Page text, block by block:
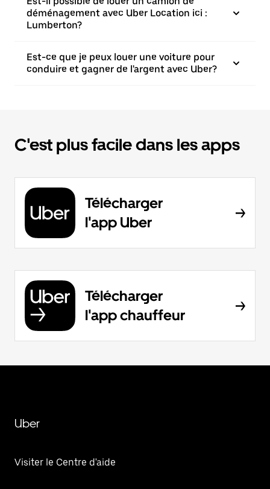
déménagement avec Uber Location ici :
Lumberton?
Est-ce que je peux louer une voiture pour
conduire et gagner de l'argent avec Uber?
C'est plus facile dans les apps
Télécharger
l'app Uber
Télécharger
l'app chauffeur
Uber
Visiter le Centre d'aide